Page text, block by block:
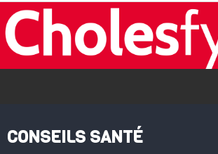
CONSEILS SANTÉ